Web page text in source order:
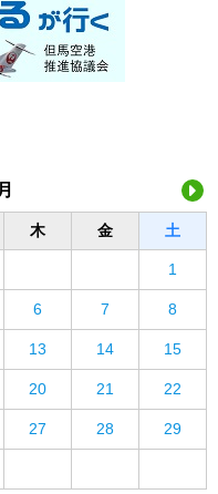
木 金 土
1
6 7 8
13 14 15
20 21 22
27 28 29